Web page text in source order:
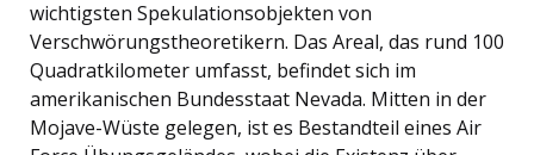
wichtigsten Spekulationsobjekten von
Verschwörungstheoretikern. Das Areal, das rund 100
Quadratkilometer umfasst, befindet sich im
amerikanischen Bundesstaat Nevada. Mitten in der
Mojave-Wüste gelegen, ist es Bestandteil eines Air